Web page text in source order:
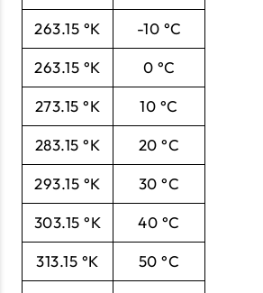
263.15 °K -10 °C
263.15 °K 0 °C
273.15 °K 10 °C
283.15 °K 20 °C
293.15 °K 30 °C
303.15 °K 40 °C
313.15 °K 50 °C